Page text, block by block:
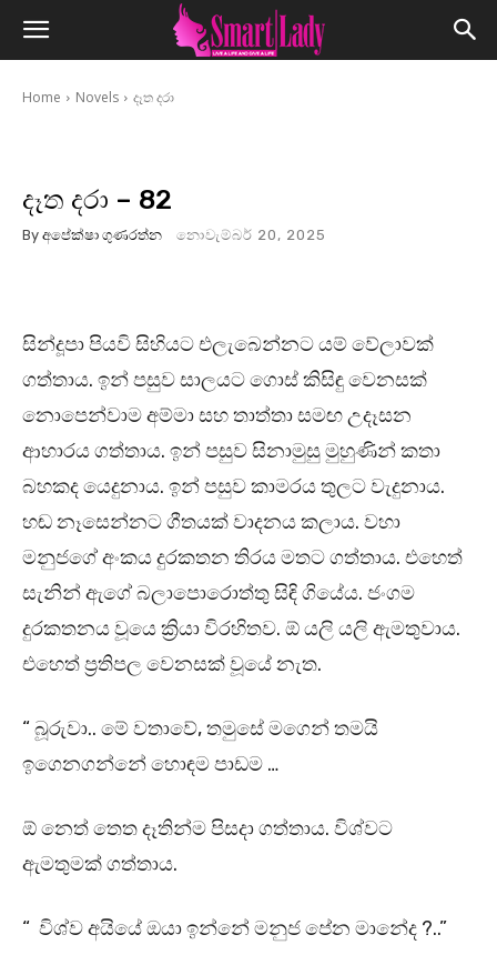
Home Novels දෑත දරා
දෑත දරා – 82
By අපේක්ෂා ගුණරත්න නොවැම්බර් 20, 2025
සින්දූපා පියවි සිහියට එලැබෙන්නට යම් වේලාවක්
ගත්තාය. ඉන් පසුව සාලයට ගොස් කිසිඳු වෙනසක්
නොපෙන්වාම අම්මා සහ තාත්තා සමඟ උදෑසන
ආහාරය ගත්තාය. ඉන් පසුව සිනාමුසු මුහුණින් කතා
බහකද යෙදුනාය. ඉන් පසුව කාමරය තුලට වැදුනාය.
හඬ නෑසෙන්නට ගීතයක් වාදනය කලාය. වහා
මනුජගේ අංකය දුරකතන තිරය මතට ගත්තාය. එහෙත්
සැනින් ඇගේ බලාපොරොත්තු සිඳි ගියේය. ජංගම
දුරකතනය වූයෙ ක්‍රියා විරහිතව. ඕ යලි යලි ඇමතුවාය.
එහෙත් ප්‍රතිපල වෙනසක් වූයේ නැත.
“ බූරුවා.. මේ වතාවේ, තමුසේ මගෙන් තමයි
ඉගෙනගන්නේ හොඳම පාඩම …
ඕ නෙත් තෙත දෑතින්ම පිසදා ගත්තාය. විශ්වට
ඇමතුමක් ගත්තාය.
“ විශ්ව අයියේ ඔයා ඉන්නේ මනුජ පේන මානේද ?..”